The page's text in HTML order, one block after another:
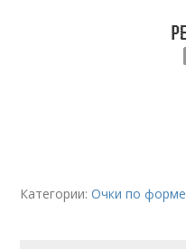
Категории:Очки по форме